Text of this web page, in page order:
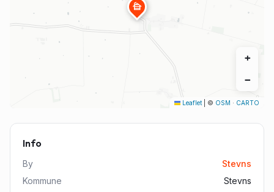
cabin
+
−
Leaflet © OSM · CARTO
Info
By
Stevns
Kommune
Stevns